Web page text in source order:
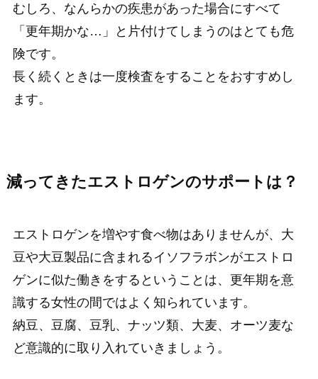
むしろ、なんらかの疾患があった場合にすべて
「更年期かな…」と片付けてしまうのはとても危
険です。
長く続くときは一度検査をすることをおすすめし
ます。
減ってきたエストロゲンのサポートは？
エストロゲンを増やす食べ物はありませんが、大
豆や大豆製品に含まれるイソフラボンがエストロ
ゲンに似た働きをするということは、更年期を意
識する女性の間ではよく知られています。
納豆、豆腐、豆乳、ナッツ類、大麦、オーツ麦な
ど意識的に取り入れていきましょう。